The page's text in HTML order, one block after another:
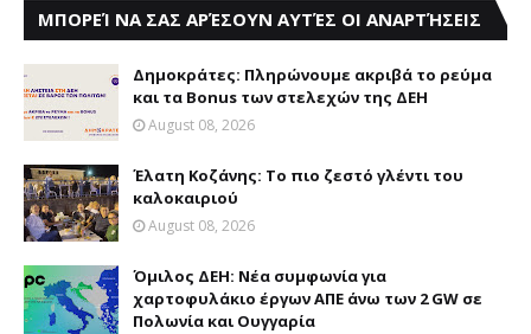
ΜΠΟΡΕΊ ΝΑ ΣΑΣ ΑΡΈΣΟΥΝ ΑΥΤΈΣ ΟΙ ΑΝΑΡΤΉΣΕΙΣ
Δημοκράτες: Πληρώνουμε ακριβά το ρεύμα
και τα Bonus των στελεχών της ΔΕΗ
August 08, 2026
Έλατη Κοζάνης: Το πιο ζεστό γλέντι του
καλοκαιριού
August 08, 2026
Όμιλος ΔΕΗ: Νέα συμφωνία για
χαρτοφυλάκιο έργων ΑΠΕ άνω των 2 GW σε
Πολωνία και Ουγγαρία